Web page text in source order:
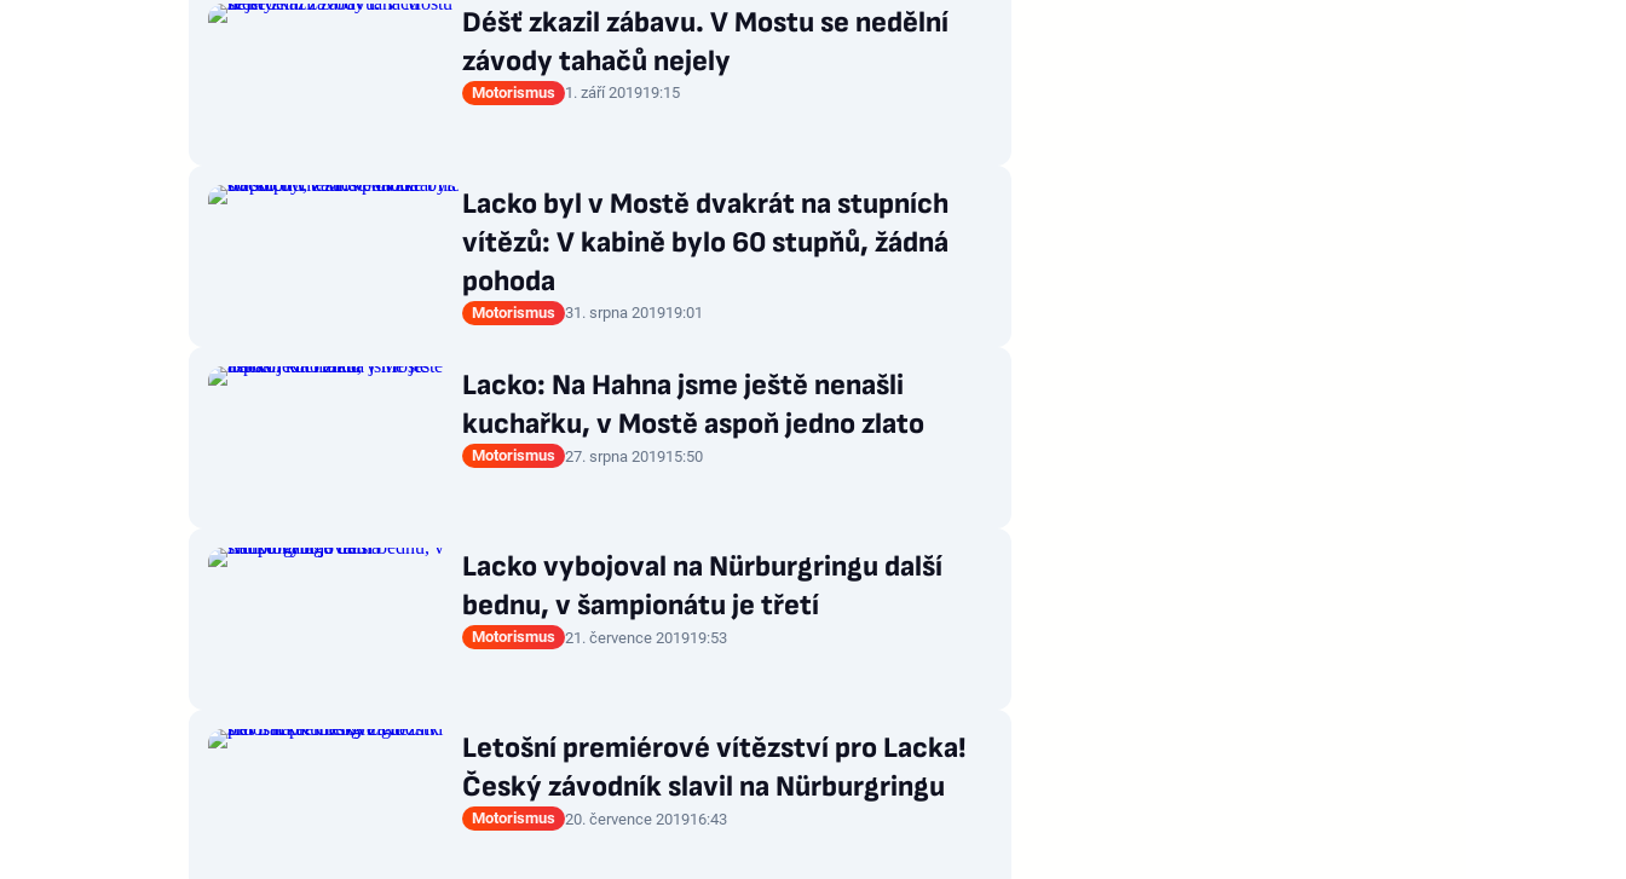
Déšť zkazil zábavu. V Mostu se nedělní
závody tahačů nejely
Motorismus 1. září 201919:15
Lacko byl v Mostě dvakrát na stupních
vítězů: V kabině bylo 60 stupňů, žádná
pohoda
Motorismus 31. srpna 201919:01
Lacko: Na Hahna jsme ještě nenašli
kuchařku, v Mostě aspoň jedno zlato
Motorismus 27. srpna 201915:50
Lacko vybojoval na Nürburgringu další
bednu, v šampionátu je třetí
Motorismus 21. července 201919:53
Letošní premiérové vítězství pro Lacka!
Český závodník slavil na Nürburgringu
Motorismus 20. července 201916:43